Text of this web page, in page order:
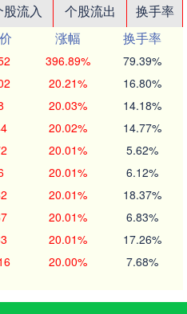
股流入 个股流出
换手率
涨幅
换手率
396.89% 79.39%
20.21% 16.80%
20.03% 14.18%
20.02% 14.77%
20.01% 5.62%
20.01% 6.12%
20.01% 18.37%
20.01% 6.83%
20.01% 17.26%
20.00% 7.68%